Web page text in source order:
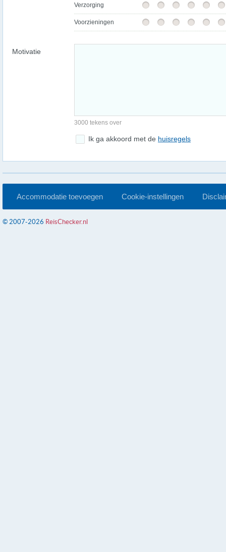
Verzorging
Voorzieningen
Motivatie
3000 tekens over
Ik ga akkoord met de huisregels
Accommodatie toevoegen Cookie-instellingen
© 2007-2026 ReisChecker.nl